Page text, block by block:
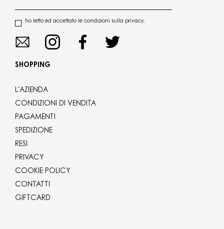
ho letto ed accettato le condizioni sulla privacy.
SHOPPING
L'AZIENDA
CONDIZIONI DI VENDITA
PAGAMENTI
SPEDIZIONE
RESI
PRIVACY
COOKIE POLICY
CONTATTI
GIFTCARD